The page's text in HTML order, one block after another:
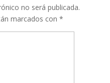
no será publicada.
marcados con *